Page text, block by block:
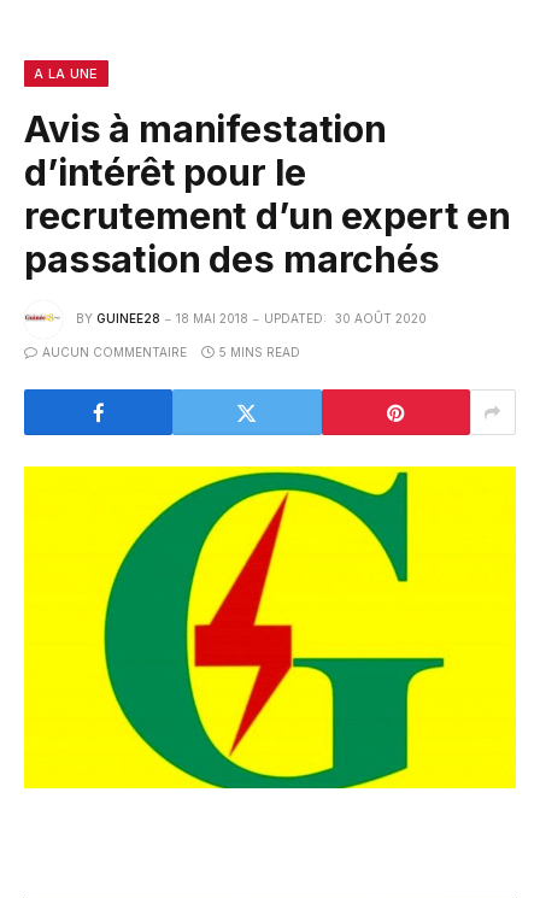
A LA UNE
Avis à manifestation
d’intérêt pour le
recrutement d’un expert en
passation des marchés
BY GUINEE28 18 MAI 2018 UPDATED: 30 AOÛT 2020
AUCUN COMMENTAIRE 5 MINS READ